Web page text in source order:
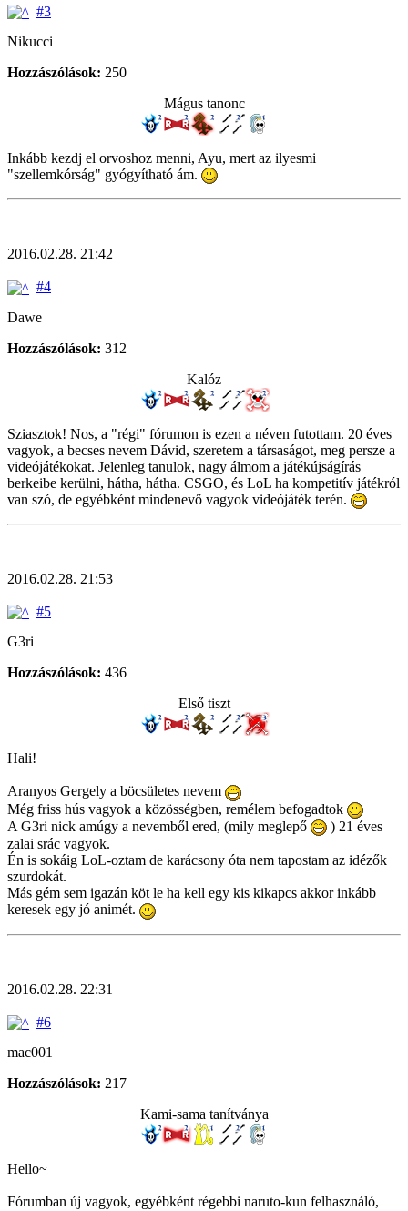
#3
Nikucci
Hozzászólások: 250
Mágus tanonc
Inkább kezdj el orvoshoz menni, Ayu, mert az ilyesmi
"szellemkórság" gyógyítható ám.
2016.02.28. 21:42
#4
Dawe
Hozzászólások: 312
Kalóz
Sziasztok! Nos, a "régi" fórumon is ezen a néven futottam. 20 éves
vagyok, a becses nevem Dávid, szeretem a társaságot, meg persze a
videójátékokat. Jelenleg tanulok, nagy álmom a játékújságírás
berkeibe kerülni, hátha, hátha. CSGO, és LoL ha kompetitív játékról
van szó, de egyébként mindenevő vagyok videójáték terén.
2016.02.28. 21:53
#5
G3ri
Hozzászólások: 436
Első tiszt
Hali!
Aranyos Gergely a böcsületes nevem
Még friss hús vagyok a közösségben, remélem befogadtok
A G3ri nick amúgy a nevemből ered, (mily meglepő
) 21 éves
zalai srác vagyok.
Én is sokáig LoL-oztam de karácsony óta nem tapostam az idézők
szurdokát.
Más gém sem igazán köt le ha kell egy kis kikapcs akkor inkább
keresek egy jó animét.
2016.02.28. 22:31
#6
mac001
Hozzászólások: 217
Kami-sama tanítványa
Hello~
Fórumban új vagyok, egyébként régebbi naruto-kun felhasználó,